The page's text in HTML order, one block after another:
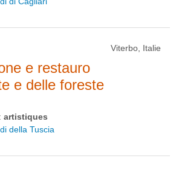
Viterbo, Italie
e restauro
e delle foreste
artistiques
della Tuscia